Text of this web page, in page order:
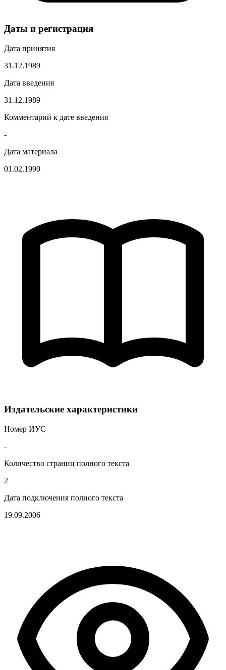
Даты и регистрация
Дата принятия
31.12.1989
Дата введения
31.12.1989
Комментарий к дате введения
-
Дата материала
01.02.1990
Издательские характеристики
Номер ИУС
-
Количество страниц полного текста
2
Дата подключения полного текста
19.09.2006